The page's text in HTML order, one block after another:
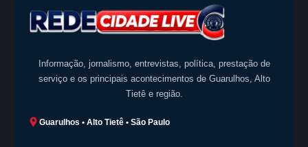
Informação, jornalismo, entrevistas, política, prestação de
serviço e os principais acontecimentos de Guarulhos, Alto
Tietê e região.
Guarulhos • Alto Tietê • São Paulo